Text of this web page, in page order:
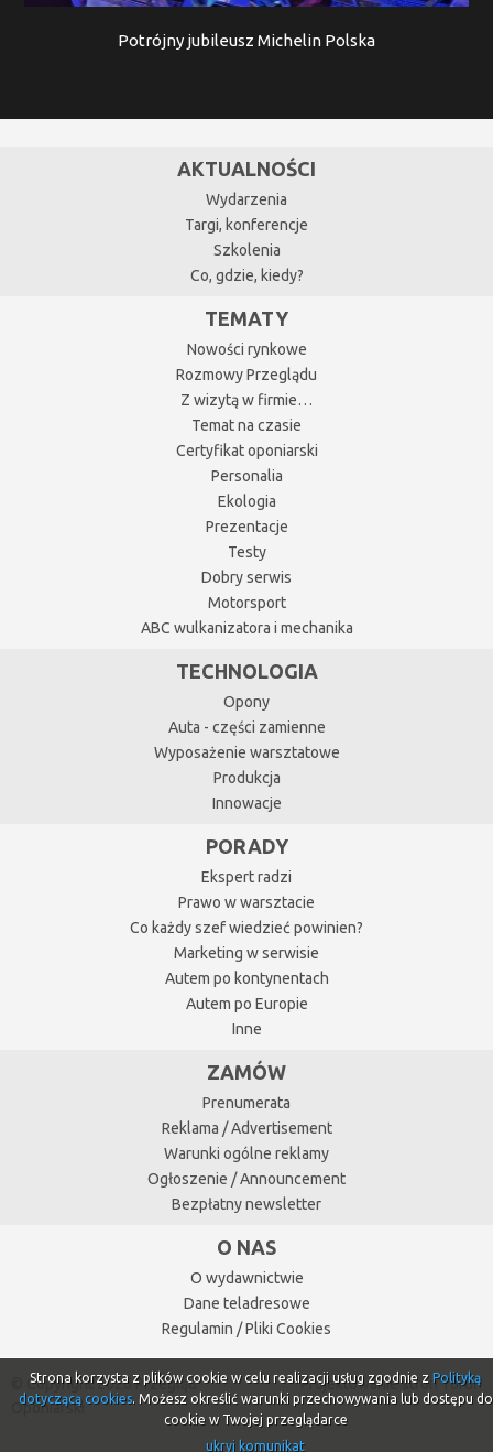
Potrójny jubileusz Michelin Polska
AKTUALNOŚCI
Wydarzenia
Targi, konferencje
Szkolenia
Co, gdzie, kiedy?
TEMATY
Nowości rynkowe
Rozmowy Przeglądu
Z wizytą w firmie…
Temat na czasie
Certyfikat oponiarski
Personalia
Ekologia
Prezentacje
Testy
Dobry serwis
Motorsport
ABC wulkanizatora i mechanika
TECHNOLOGIA
Opony
Auta - części zamienne
Wyposażenie warsztatowe
Produkcja
Innowacje
PORADY
Ekspert radzi
Prawo w warsztacie
Co każdy szef wiedzieć powinien?
Marketing w serwisie
Autem po kontynentach
Autem po Europie
Inne
ZAMÓW
Prenumerata
Reklama / Advertisement
Warunki ogólne reklamy
Ogłoszenie / Announcement
Bezpłatny newsletter
O NAS
O wydawnictwie
Dane teladresowe
Regulamin / Pliki Cookies
© Copyright 2026 Przegląd
Oponiarski
Projektowanie stron Toruń
Strona korzysta z plików cookie w celu realizacji usług zgodnie z Polityką
dotyczącą cookies. Możesz określić warunki przechowywania lub dostępu do
cookie w Twojej przeglądarce
ukryj komunikat